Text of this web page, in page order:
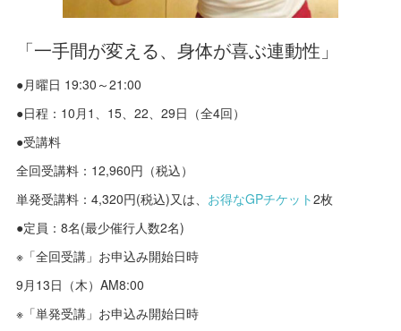
「一手間が変える、身体が喜ぶ連動性」
●月曜日 19:30～21:00
●日程：10月1、15、22、29日（全4回）
●受講料
全回受講料：12,960円（税込）
単発受講料：4,320円(税込)又は、 お得なGPチケット2枚
●定員：8名(最少催行人数2名)
※「全回受講」お申込み開始日時
9月13日（木）AM8:00
※「単発受講」お申込み開始日時